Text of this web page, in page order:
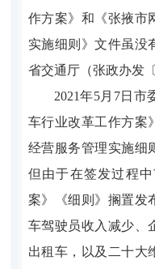
作方案》和《张掖市
实施细则》文件虽没
省交通厅（张政办发
2021年5月7日市
车行业改革工作方案
经营服务管理实施细
但由于在签发过程
案》《细则》搁置发
车驾驶员收入减少、
出租车，以及二十大